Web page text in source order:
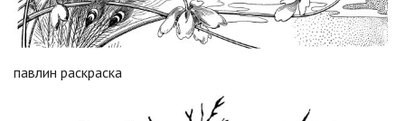
павлин раскраска